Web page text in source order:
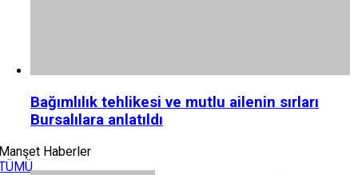
Bağımlılık tehlikesi ve mutlu ailenin sırları
Bursalılara anlatıldı
Haberler